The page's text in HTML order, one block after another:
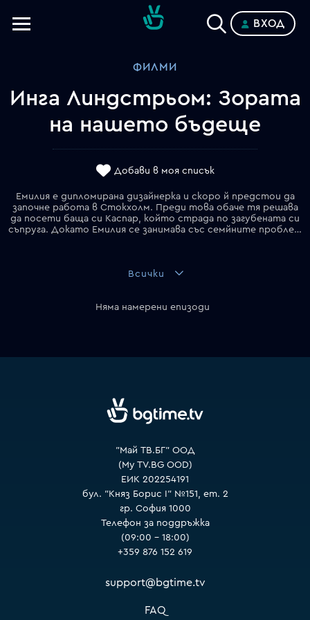
VOYO
ВХОД
ФИЛМИ
Инга Линдстрьом: Зората
на нашето бъдеще
Добави в моя списък
Емилия е дипломирана дизайнерка и скоро й предстои да
започне работа в Стокхолм. Преди това обаче тя решава
да посети баща си Каспар, който страда по загубената си
съпруга. Докато Емилия се занимава със семйните проблеми, тя среща симпатичния Виктор, който гостува на брат си...
Всички
Няма намерени епизоди
"Май ТВ.БГ" ООД
(My TV.BG OOD)
ЕИК 202254191
бул. "Княз Борис I" №151, ет. 2
гр. София 1000
Телефон за поддръжка
(09:00 – 18:00)
+359 876 152 619
support@bgtime.tv
FAQ